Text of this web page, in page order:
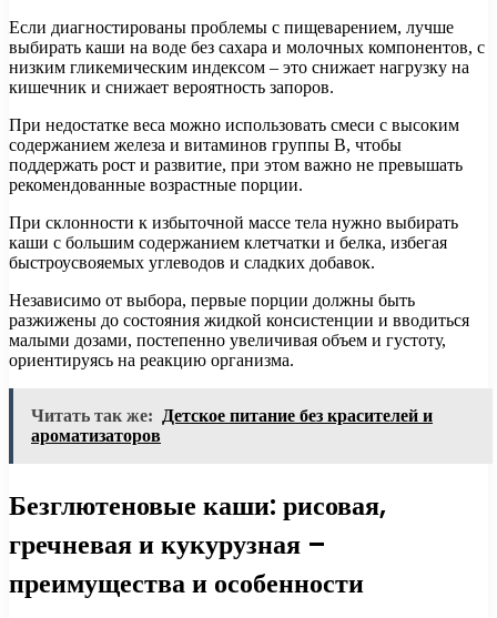
Если диагностированы проблемы с пищеварением, лучше
выбирать каши на воде без сахара и молочных компонентов, с
низким гликемическим индексом – это снижает нагрузку на
кишечник и снижает вероятность запоров.
При недостатке веса можно использовать смеси с высоким
содержанием железа и витаминов группы В, чтобы
поддержать рост и развитие, при этом важно не превышать
рекомендованные возрастные порции.
При склонности к избыточной массе тела нужно выбирать
каши с большим содержанием клетчатки и белка, избегая
быстроусвояемых углеводов и сладких добавок.
Независимо от выбора, первые порции должны быть
разжижены до состояния жидкой консистенции и вводиться
малыми дозами, постепенно увеличивая объем и густоту,
ориентируясь на реакцию организма.
Читать так же:
Детское питание без красителей и
ароматизаторов
Безглютеновые каши: рисовая,
гречневая и кукурузная –
преимущества и особенности